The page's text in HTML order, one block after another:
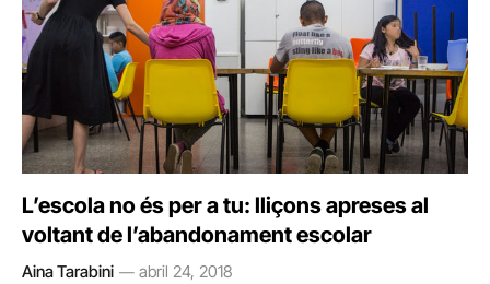
L’escola no és per a tu: lliçons apreses al
voltant de l’abandonament escolar
Aina Tarabini abril 24, 2018